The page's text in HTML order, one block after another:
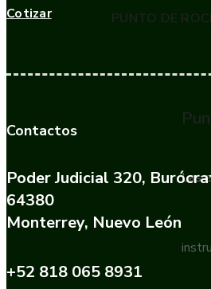
PUNTO DE
Las
Cotizar
Contactos
Poder Judicial 320,
64380
Monterrey, Nuevo León
+52 818 065 8931